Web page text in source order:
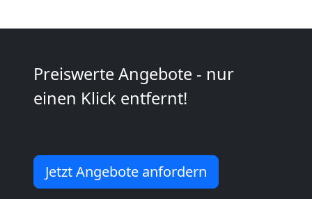
Preiswerte Angebote - nur
einen Klick entfernt!
Jetzt Angebote anfordern
Feldkirch
Umzug
Feldkirch
Mann